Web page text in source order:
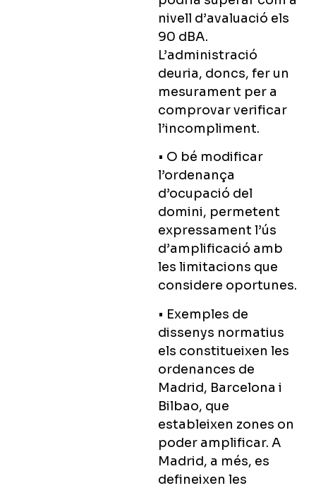
nivell d’avaluació els
90 dBA.
L’administració
deuria, doncs, fer un
mesurament per a
comprovar verificar
l’incompliment.
• O bé modificar
l’ordenança
d’ocupació del
domini, permetent
expressament l’ús
d’amplificació amb
les limitacions que
considere oportunes.
• Exemples de
dissenys normatius
els constitueixen les
ordenances de
Madrid, Barcelona i
Bilbao, que
estableixen zones on
poder amplificar. A
Madrid, a més, es
defineixen les